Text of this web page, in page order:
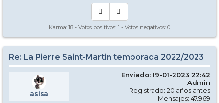
Karma: 18 - Votos positivos: 1 - Votos negativos: 0
Re: La Pierre Saint-Martin temporada 2022/2023
asisa
Enviado: 19-01-2023 22:42
Admin
Registrado: 20 años antes
Mensajes: 47.969